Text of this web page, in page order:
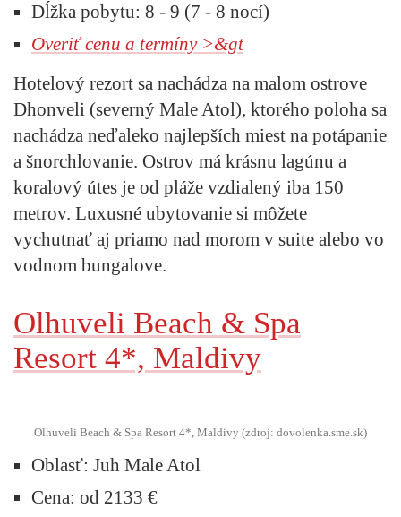
Dĺžka pobytu: 8 - 9 (7 - 8 nocí)
Overiť cenu a termíny >&gt
Hotelový rezort sa nachádza na malom ostrove
Dhonveli (severný Male Atol), ktorého poloha sa
nachádza neďaleko najlepších miest na potápanie
a šnorchlovanie. Ostrov má krásnu lagúnu a
koralový útes je od pláže vzdialený iba 150
metrov. Luxusné ubytovanie si môžete
vychutnať aj priamo nad morom v suite alebo vo
vodnom bungalove.
Olhuveli Beach & Spa
Resort 4*, Maldivy
Olhuveli Beach & Spa Resort 4*, Maldivy (zdroj: dovolenka.sme.sk)
Oblasť: Juh Male Atol
Cena: od 2133 €